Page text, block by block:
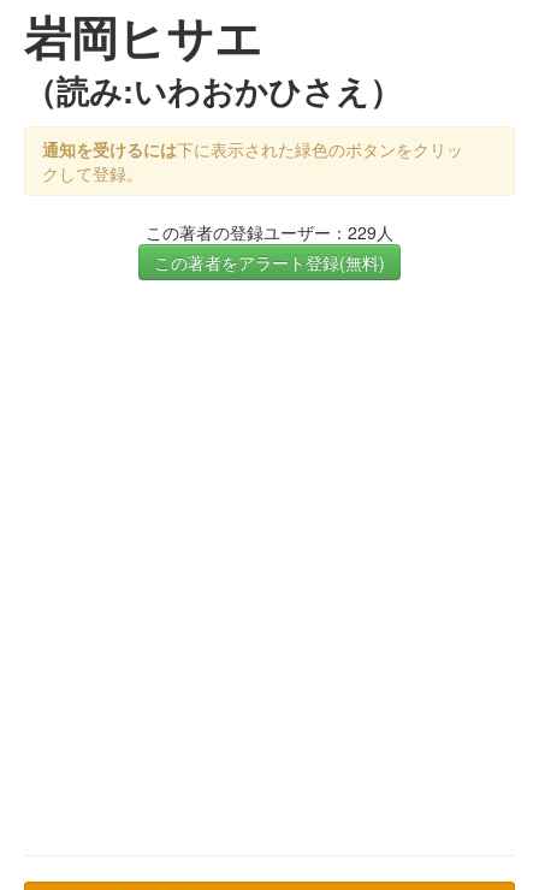
岩岡ヒサエ
（読み:いわおかひさえ）
通知を受けるには下に表示された緑色のボタンをクリッ
クして登録。
この著者の登録ユーザー：229人
この著者をアラート登録(無料)